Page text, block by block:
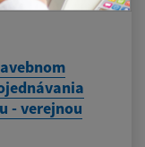
- verejnou